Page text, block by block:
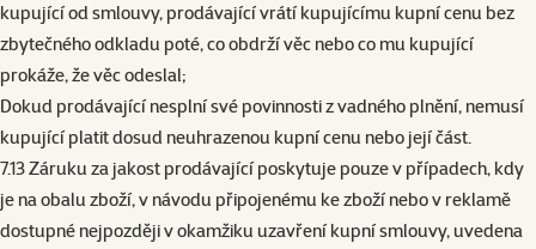
kupující od smlouvy, prodávající vrátí kupujícímu kupní cenu bez
zbytečného odkladu poté, co obdrží věc nebo co mu kupující
prokáže, že věc odeslal;
Dokud prodávající nesplní své povinnosti z vadného plnění, nemusí
kupující platit dosud neuhrazenou kupní cenu nebo její část.
7.13 Záruku za jakost prodávající poskytuje pouze v případech, kdy
je na obalu zboží, v návodu připojenému ke zboží nebo v reklamě
dostupné nejpozději v okamžiku uzavření kupní smlouvy, uvedena